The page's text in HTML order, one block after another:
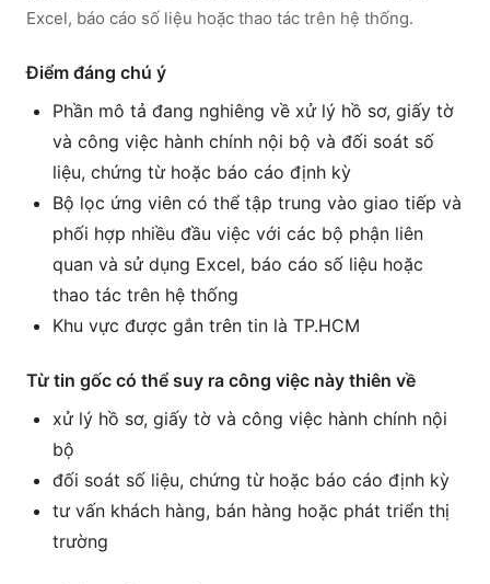
Excel, báo cáo số liệu hoặc thao tác trên hệ thống.
Điểm đáng chú ý
Phần mô tả đang nghiêng về xử lý hồ sơ, giấy tờ
và công việc hành chính nội bộ và đối soát số
liệu, chứng từ hoặc báo cáo định kỳ
Bộ lọc ứng viên có thể tập trung vào giao tiếp và
phối hợp nhiều đầu việc với các bộ phận liên
quan và sử dụng Excel, báo cáo số liệu hoặc
thao tác trên hệ thống
Khu vực được gắn trên tin là TP.HCM
Từ tin gốc có thể suy ra công việc này thiên về
xử lý hồ sơ, giấy tờ và công việc hành chính nội
bộ
đối soát số liệu, chứng từ hoặc báo cáo định kỳ
tư vấn khách hàng, bán hàng hoặc phát triển thị
trường